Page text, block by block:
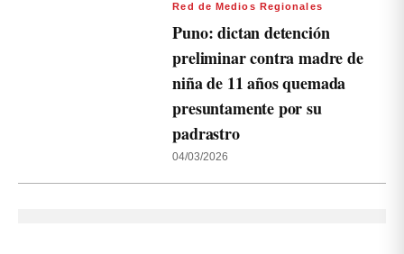
Red de Medios Regionales
Puno: dictan detención
preliminar contra madre de
niña de 11 años quemada
presuntamente por su
padrastro
04/03/2026